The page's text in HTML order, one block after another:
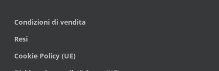
Condizioni di vendita
Resi
Cookie Policy (UE)